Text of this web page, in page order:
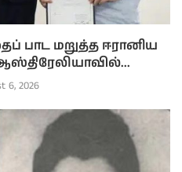
பாட மறுத்த ஈரானிய
6, 2026